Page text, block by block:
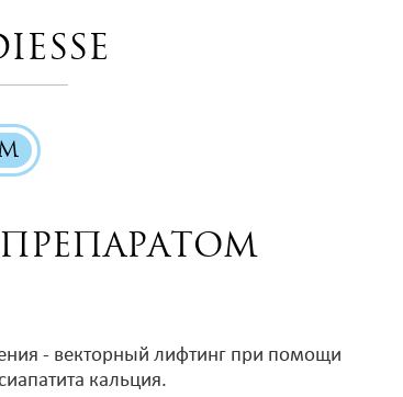
- векторный лифтинг при помощи
кальция.